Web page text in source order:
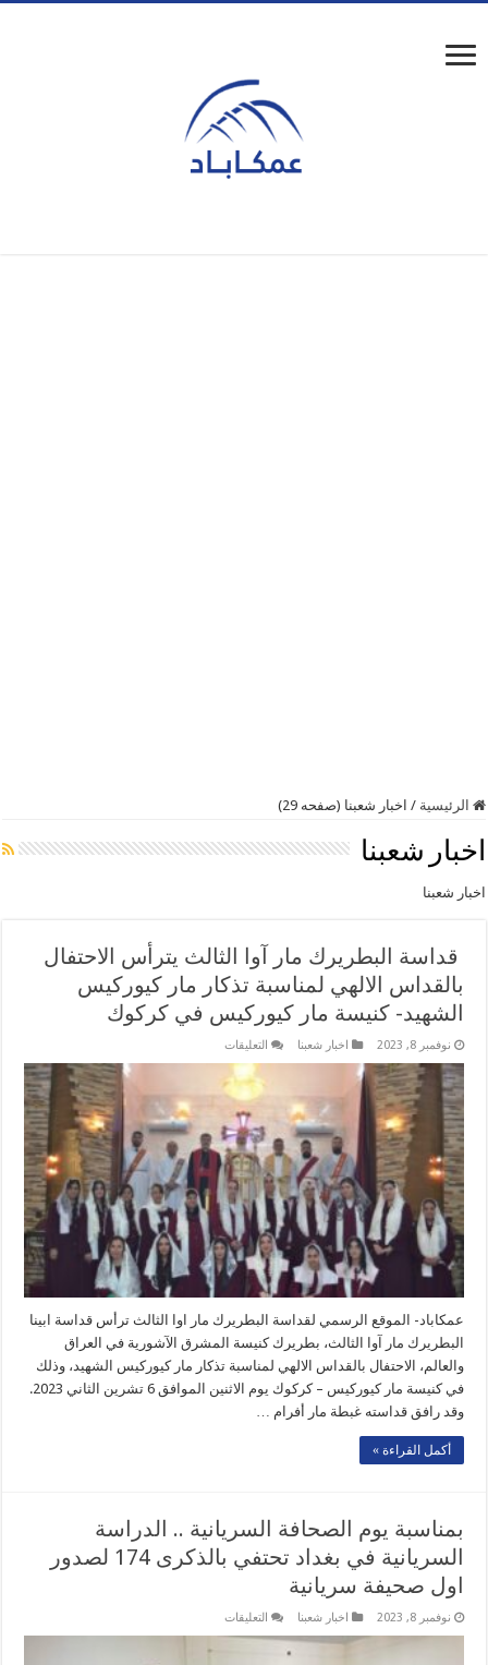
الرئيسية / اخبار شعبنا (صفحه 29)
اخبار شعبنا
اخبار شعبنا
‏‎ قداسة البطريرك مار آوا الثالث يترأس الاحتفال
بالقداس الالهي ‏لمناسبة تذكار مار كيوركيس
الشهيد- كنيسة مار كيوركيس في كركوك ‏
نوفمبر 8, 2023 اخبار شعبنا التعليقات
البطريرك
الثالث
يترأس
الاحتفال
بالقداس
الالهي
‏لمناسبة
تذكار
مار
كيوركيس
الشهيد-
كنيسة
مار
كيوركيس
في
كركوك
‏
مغلقة
عمكاباد- الموقع الرسمي لقداسة البطريرك مار اوا الثالث ترأس قداسة ابينا
البطريرك مار آوا الثالث، بطريرك كنيسة المشرق الآشورية في العراق
والعالم، الاحتفال بالقداس الالهي لمناسبة تذكار مار كيوركيس الشهيد، وذلك
في كنيسة مار كيوركيس – كركوك يوم الاثنين الموافق 6 تشرين الثاني 2023.
وقد رافق قداسته غبطة مار أفرام …
أكمل القراءة »
بمناسبة يوم الصحافة السريانية .. الدراسة
السريانية في بغداد تحتفي بالذكرى 174 لصدور
اول صحيفة سريانية
نوفمبر 8, 2023 اخبار شعبنا التعليقات